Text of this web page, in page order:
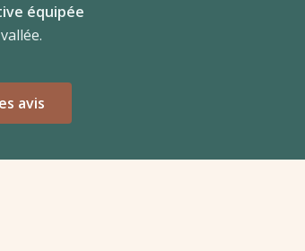
équipée
avis